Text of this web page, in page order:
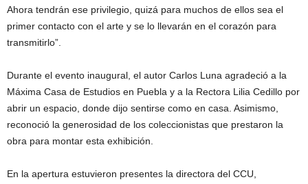
Ahora tendrán ese privilegio, quizá para muchos de ellos sea el
primer contacto con el arte y se lo llevarán en el corazón para
transmitirlo”.
Durante el evento inaugural, el autor Carlos Luna agradeció a la
Máxima Casa de Estudios en Puebla y a la Rectora Lilia Cedillo por
abrir un espacio, donde dijo sentirse como en casa. Asimismo,
reconoció la generosidad de los coleccionistas que prestaron la
obra para montar esta exhibición.
En la apertura estuvieron presentes la directora del CCU,